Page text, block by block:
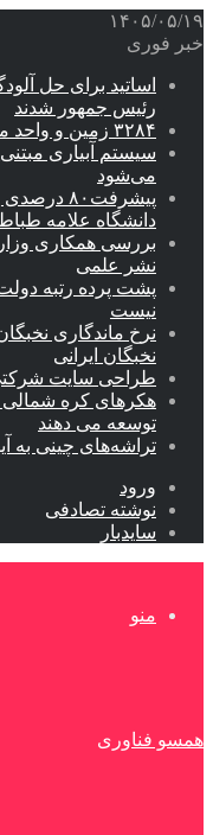
۱۴۰۵/۰۵/۱۹
خبر فوری
اساتید برای حل
رئیس جمهور شدند
۳۲۸۴ زمین و واحد مسکونی به نخبگان واگذار شد
سیستم آبیاری
می‌شود
دانشگاه علامه
بررسی همکاری
نشر علمی
پشت پرده رتبه
نیست
نرخ ماندگاری
نخبگان ایرانی
طراحی سایت
هکرهای کره
توسعه می دهند
تراشه‌های چینی به
ورود
نوشته تصادفی
سایدبار
منو
همسو فناوری